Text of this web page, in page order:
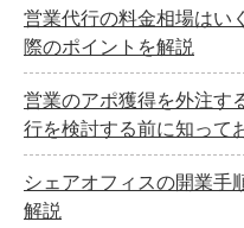
営業代行の料金相場はい
際のポイントを解説
営業のアポ獲得を外注す
行を検討する前に知って
シェアオフィスの開業手
解説